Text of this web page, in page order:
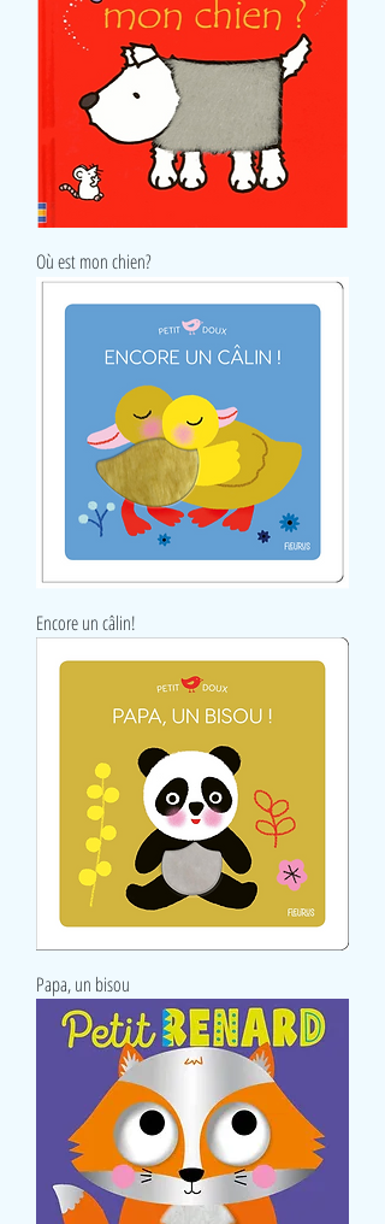
Où est mon chien?
Encore un câlin!
Papa, un bisou